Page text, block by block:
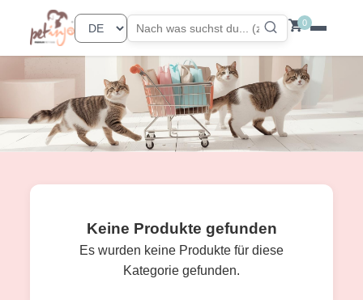
0
Keine Produkte gefunden
Es wurden keine Produkte für diese
Kategorie gefunden.